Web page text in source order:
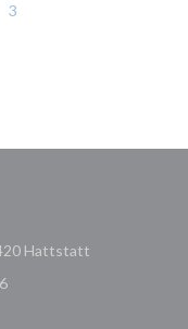
3
Hattstatt((apre una